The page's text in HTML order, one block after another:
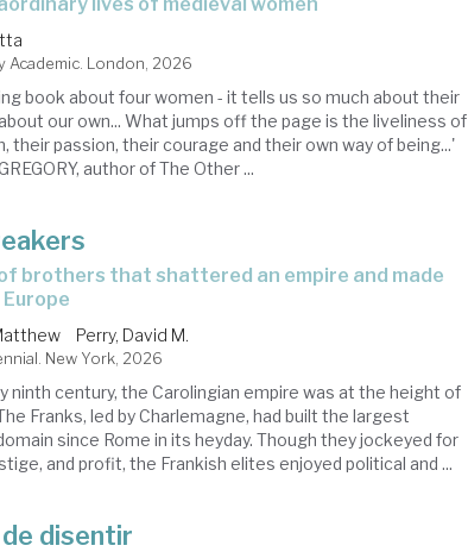
Academic. London, 2026
book about four women - it tells us so much about their
our own... What jumps off the page is the liveliness of
their passion, their courage and their own way of being...'
author of The Other ...
Perry, David M.
New York, 2026
ninth century, the Carolingian empire was at the height of
Franks, led by Charlemagne, had built the largest
since Rome in its heyday. Though they jockeyed for
and profit, the Frankish elites enjoyed political and ...
disentir